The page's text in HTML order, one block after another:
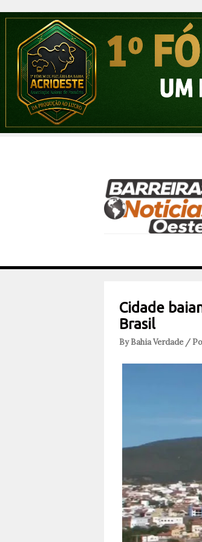
Cidade
Brasil
By Bahia Verdade /